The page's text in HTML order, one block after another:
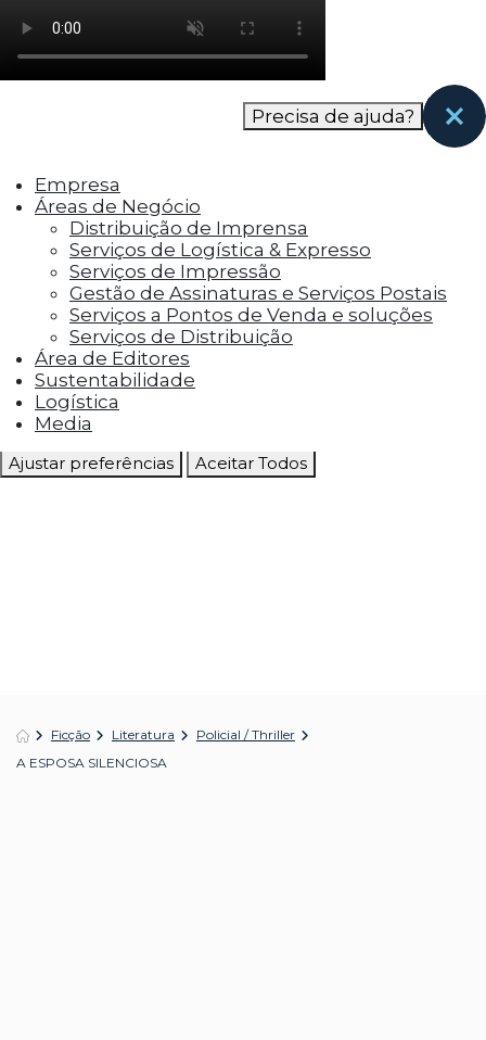
como os visitantes interagem com o site. Esses
cookies ajudam a fornecer informações sobre
as métricas do número de visitantes, taxa de
rejeição, origem do tráfego, etc.
funcionalidades, como compartilhar o
conteúdo do site em plataformas de social
media, coletar feedbacks e outros recursos de
terceiros.
Cookies Marketing
Os cookies de marketing são usados para
entregar aos visitantes anúncios
personalizados com base nas páginas que eles
visitaram antes e analisar a eficácia da
campanha publicitária.
Ajustar preferências Aceitar Todos
Precisa de ajuda?
Empresa
Áreas de Negócio
Distribuição de Imprensa
Serviços de Logística & Expresso
Serviços de Impressão
Gestão de Assinaturas e Serviços Postais
Serviços a Pontos de Venda e soluções
Serviços de Distribuição
Área de Editores
Sustentabilidade
Logística
Media
Ficção Literatura
Policial / Thriller
A ESPOSA SILENCIOSA